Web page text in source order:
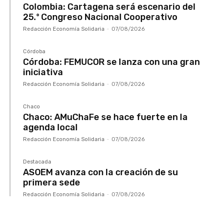
Colombia: Cartagena será escenario del
25.º Congreso Nacional Cooperativo
Redacción Economía Solidaria - 07/08/2026
Córdoba
Córdoba: FEMUCOR se lanza con una gran
iniciativa
Redacción Economía Solidaria - 07/08/2026
Chaco
Chaco: AMuChaFe se hace fuerte en la
agenda local
Redacción Economía Solidaria - 07/08/2026
Destacada
ASOEM avanza con la creación de su
primera sede
Redacción Economía Solidaria - 07/08/2026